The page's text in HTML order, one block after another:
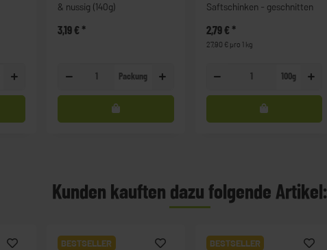
& nussig (140g)
3,19 €*
Packung
Saftschinken - geschnitten
2,79 €*
27,90 € pro 1 kg
100g
Kunden kauften dazu folgende Artikel:
BESTSELLER BESTSELLER